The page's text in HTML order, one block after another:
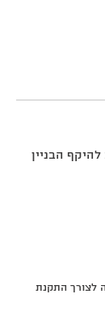
הבניין
לצורך התקנת